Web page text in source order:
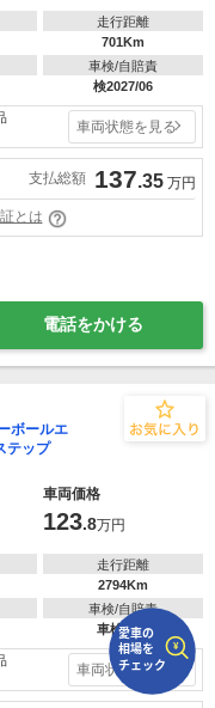
走行距離
701Km
車検/自賠責
検2027/06
車両状態を見る
支払総額 137.35 万円
とは
電話をかける
ボールエ
テップ
車両価格
123.8万円
走行距離
2794Km
車検/自賠責
車検無し
車両状態を見る
相場をチェック！